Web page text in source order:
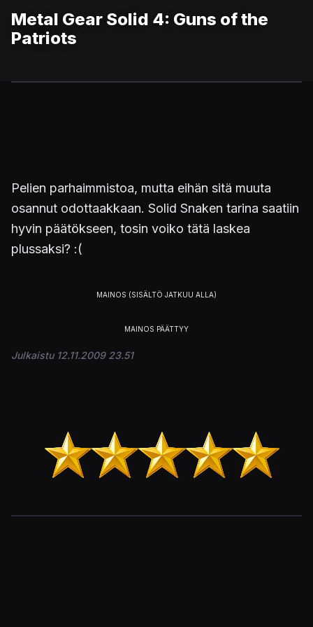
Metal Gear Solid 4: Guns of the
Patriots
Pelien parhaimmistoa, mutta eihän sitä muuta
osannut odottaakkaan. Solid Snaken tarina saatiin
hyvin päätökseen, tosin voiko tätä laskea
plussaksi? :(
Julkaistu 12.11.2009 23.51